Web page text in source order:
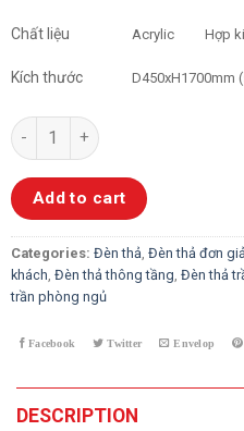
Chất liệu Acrylic Hợp
Kích thước D450xH1700mm
Đèn Thả Hồ Điệp 9C quantity
Add to cart
Categories: Đèn thả, Đèn thả đơn
khách, Đèn thả thông tầng, Đèn thả
trần phòng ngủ
DESCRIPTION